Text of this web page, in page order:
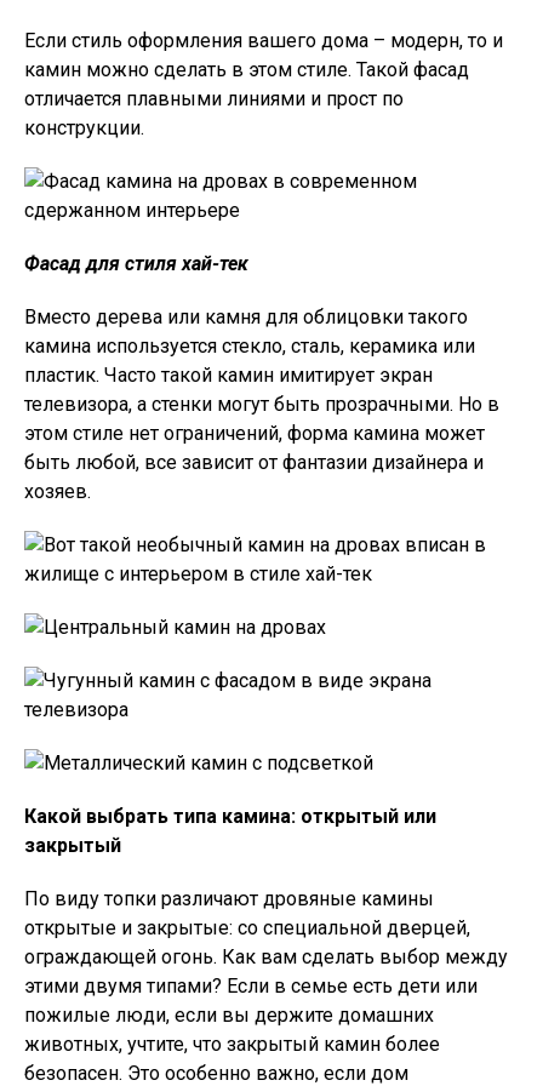
Если стиль оформления вашего дома – модерн, то и
камин можно сделать в этом стиле. Такой фасад
отличается плавными линиями и прост по
конструкции.
Фасад для стиля хай-тек
Вместо дерева или камня для облицовки такого
камина используется стекло, сталь, керамика или
пластик. Часто такой камин имитирует экран
телевизора, а стенки могут быть прозрачными. Но в
этом стиле нет ограничений, форма камина может
быть любой, все зависит от фантазии дизайнера и
хозяев.
Какой выбрать типа камина: открытый или
закрытый
По виду топки различают дровяные камины
открытые и закрытые: со специальной дверцей,
ограждающей огонь. Как вам сделать выбор между
этими двумя типами? Если в семье есть дети или
пожилые люди, если вы держите домашних
животных, учтите, что закрытый камин более
безопасен. Это особенно важно, если дом